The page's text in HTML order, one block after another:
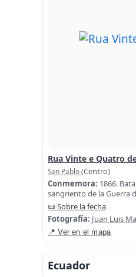
Rua Vinte e Quatro
San Pablo(Centro)
Conmemora: 1866.
sangriento de la Guerra
📜 Sobre la fecha
Fotografía: Juan Luis
📍 Ver en el mapa
Ecuador